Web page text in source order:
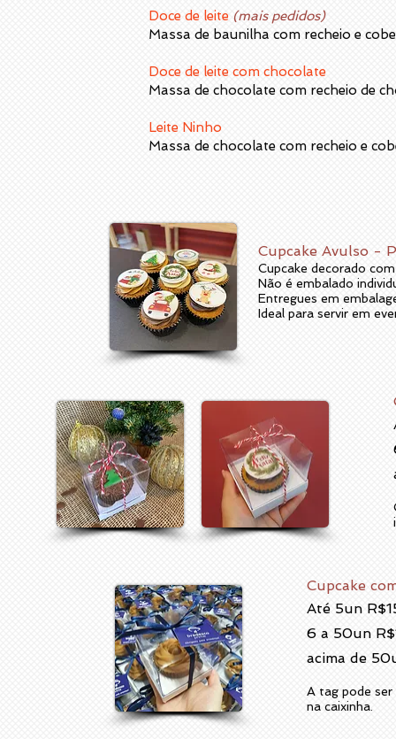
Doce de leite (mais pedidos)
Massa de baunilha com recheio e
Doce de leite com chocolate
Massa de chocolate com recheio de
Leite Ninho
Massa de chocolate com recheio e
Cupcake Avulso -
Cupcake decorado
Não é embalado
Entregues em
Ideal para servir em
Cupcake
Até 5un
6 a 50un
acima de
A tag pode ser
na caixinha.